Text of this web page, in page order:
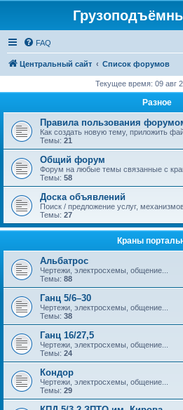
FAQ
Центральный сайт Список форумов
Текущее время: 09 авг
Разное
Правила пользования
Как создать новую тему, приложить
Темы: 21
Общий форум
Форум на любые темы связанные с
Темы: 58
Доска объявлений
Поиск / предложение услуг,
Темы: 27
Краны
Альбатрос
Чертежи, электросхемы, общение...
Темы: 88
Ганц 5/6–30
Чертежи, электросхемы, общение...
Темы: 38
Ганц 16/27,5
Чертежи, электросхемы, общение...
Темы: 24
Кондор
Чертежи, электросхемы, общение...
Темы: 29